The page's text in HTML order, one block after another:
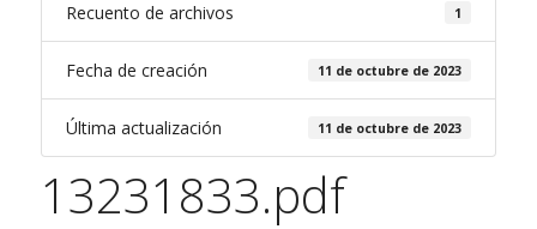
Recuento de archivos 1
Fecha de creación 11 de octubre de 2023
Última actualización 11 de octubre de 2023
13231833.pdf